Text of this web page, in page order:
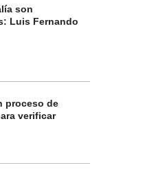
son
Luis Fernando
proceso de
verificar